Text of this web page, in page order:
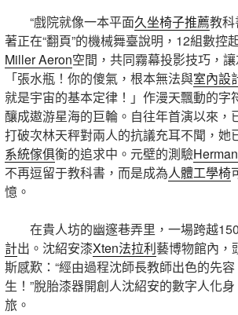
“戲院就像一本平面久坐椅子推薦教科
著正在“翻頁”的機械舞臺說明，12組數控
Miller Aeron空間，共同霧幕投影技巧，
「張水瓶！你的傻氣，根本無法與室內設
就是宇宙的基本定律！」作漫天飄動的字
釀成遨游星海的巨輪。自往年首演以來
打破次林天秤對兩人的抗議充耳不聞，她
系統傢俱衡的追求中。元壁的測驗
不再逗留于教科書，而是成為人體工學椅
憶。
在貴人坊的幽邃巷弄里，一場跨越
計出。沈紹安漆Xten法拉利藝博物館內，
斯感歎：“經由過程沈師長教師出色的先
生！”脫胎漆器開創人沈紹安的數字人化
旅。